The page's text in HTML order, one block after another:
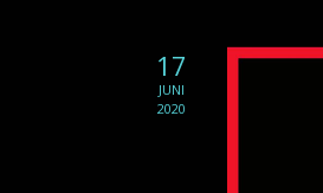
17
JUNI
2020